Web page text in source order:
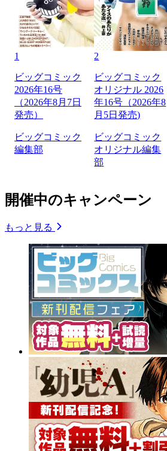
1
ビッグコミック
2026年16号
（2026年8月7日
発売）
ビッグコミック
編集部
2
ビッグコミック
オリジナル 2026
年16号（2026年8
月5日発売)
ビッグコミック
オリジナル編集
部
開催中のキャンペーン
もっと見る